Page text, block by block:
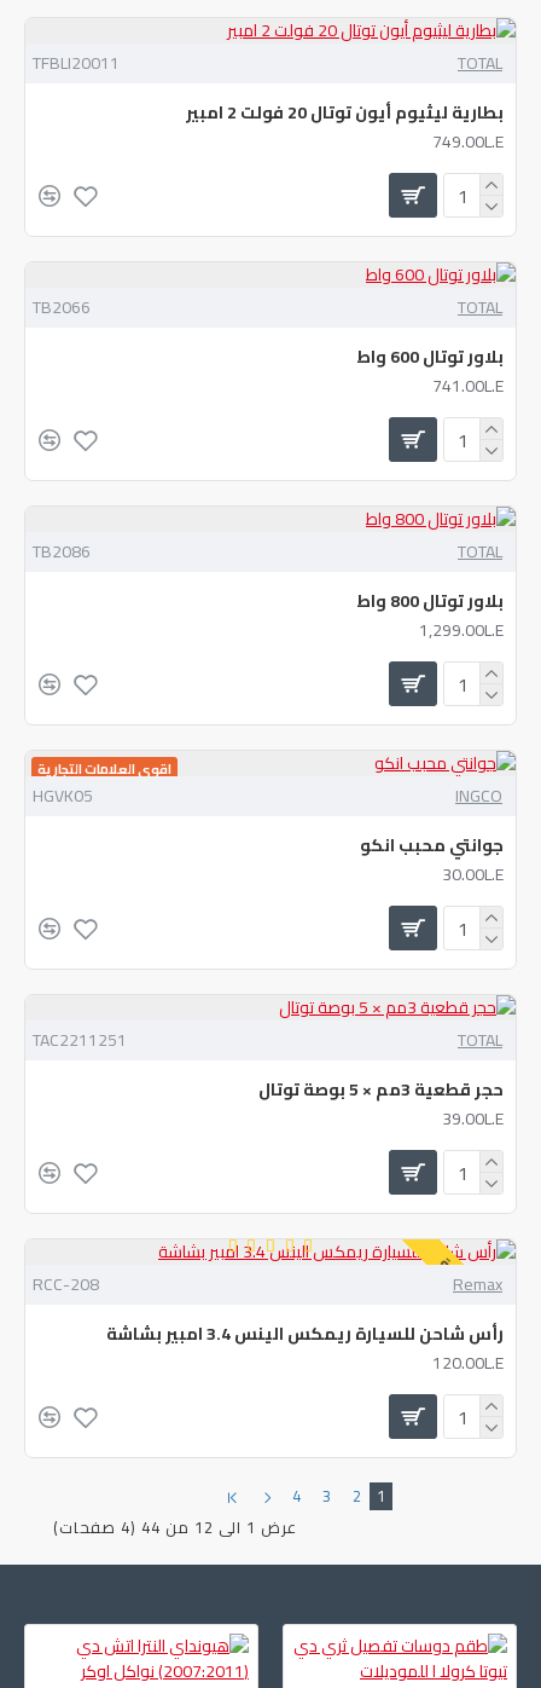
TOTAL
TFBLI20011
بطارية ليثيوم أيون توتال 20 فولت 2 امبير
749.00L.E
TOTAL
TB2066
بلاور توتال 600 واط
741.00L.E
TOTAL
TB2086
بلاور توتال 800 واط
1,299.00L.E
اقوي العلامات التجارية
INGCO
HGVK05
جوانتي محبب انكو
30.00L.E
TOTAL
TAC2211251
حجر قطعية 3مم × 5 بوصة توتال
39.00L.E
نفذت الكمية
Remax
RCC-208
رأس شاحن للسيارة ريمكس الينس 3.4 امبير بشاشة
120.00L.E
1
2
3
4
عرض 1 الى 12 من 44 (4 صفحات)